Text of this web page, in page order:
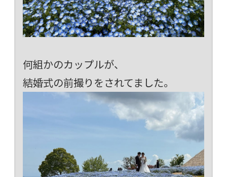
何組かのカップルが、
結婚式の前撮りをされてました。